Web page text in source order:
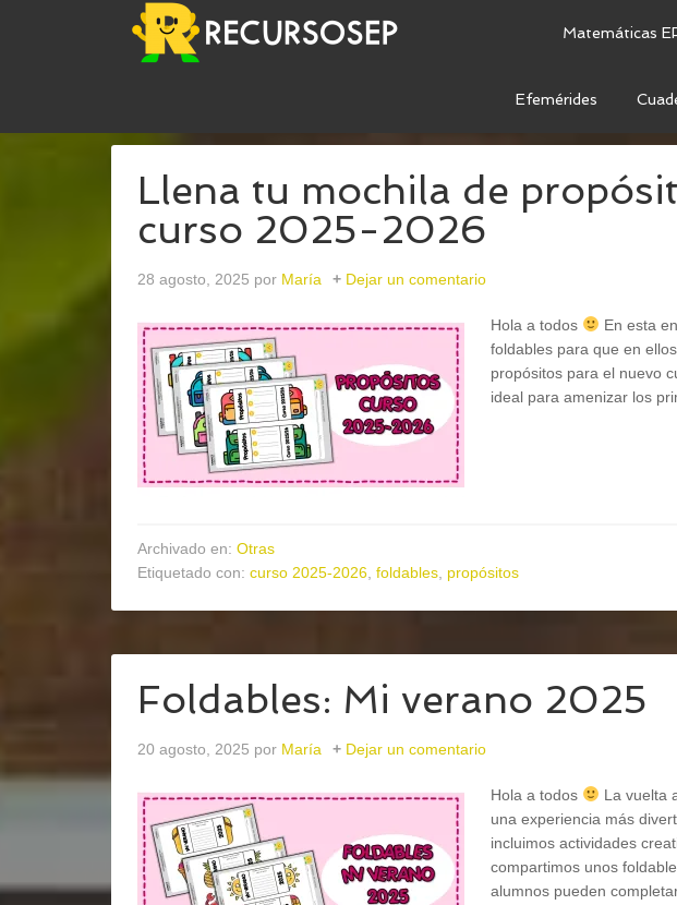
Matemáticas
Efemérides
Llena tu mochila de
curso 2025-2026
28 agosto, 2025 por María Dejar un comentario
Hola a todos
En esta
foldables para que en
propósitos para el nuevo
ideal para amenizar los
Archivado en: Otras
Etiquetado con: curso 2025-2026 foldables propósitos
Foldables: Mi verano 2025
20 agosto, 2025 por María Dejar un comentario
Hola a todos
La vuelta
una experiencia más
incluimos actividades
compartimos unos
alumnos pueden